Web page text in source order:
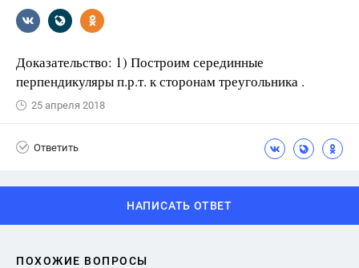
Доказательство: 1) Построим серединные
перпендикуляры п.р.т. к сторонам треугольника .
25 апреля 2018
Ответить
НАПИСАТЬ ОТВЕТ
ПОХОЖИЕ ВОПРОСЫ